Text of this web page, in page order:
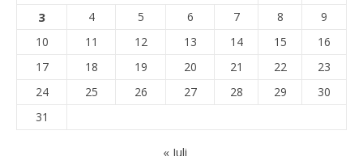
3 4 5 6 7 8
9
10
11 12 13 14 15
16
17
18 19 20 21 22
23
24
25 26 27 28 29
30
31
« Juli